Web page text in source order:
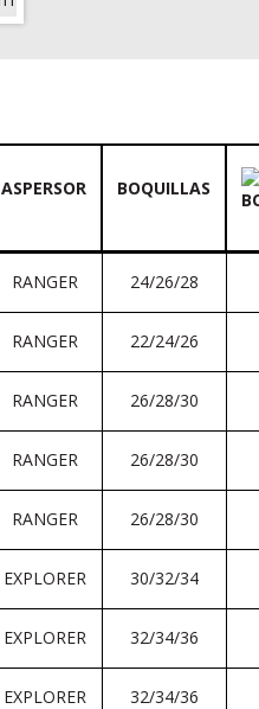
ASPERSOR BOQUILLAS
RANGER 24/26/28
RANGER 22/24/26
RANGER 26/28/30
RANGER 26/28/30
RANGER 26/28/30
EXPLORER 30/32/34
EXPLORER 32/34/36
EXPLORER 32/34/36